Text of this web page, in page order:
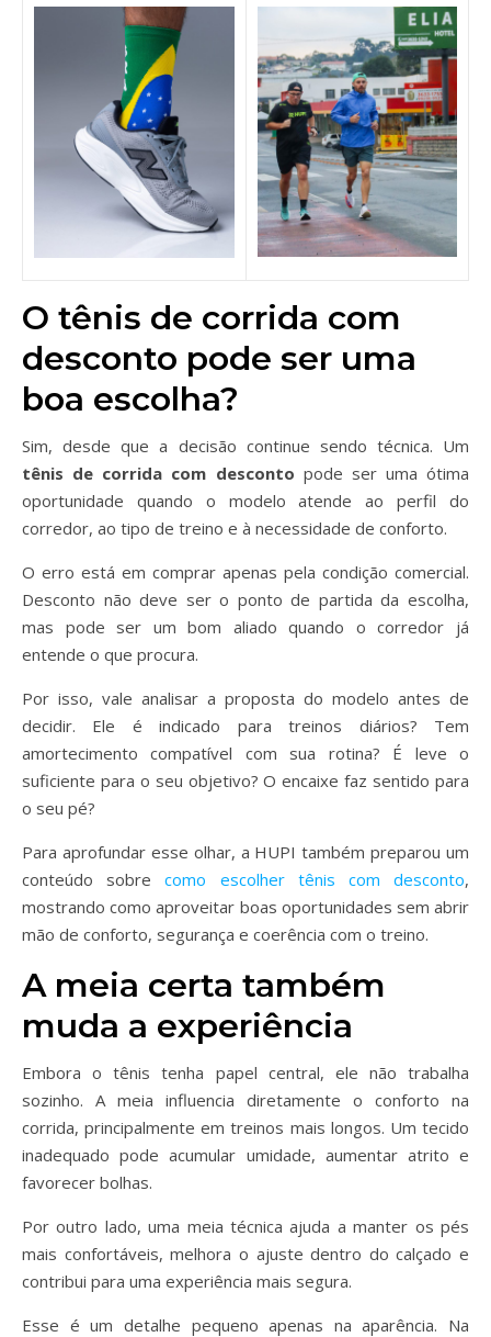
O tênis de corrida com
desconto pode ser uma
boa escolha?
Sim, desde que a decisão continue sendo técnica. Um
tênis de corrida com desconto pode ser uma ótima
oportunidade quando o modelo atende ao perfil do
corredor, ao tipo de treino e à necessidade de conforto.
O erro está em comprar apenas pela condição comercial.
Desconto não deve ser o ponto de partida da escolha,
mas pode ser um bom aliado quando o corredor já
entende o que procura.
Por isso, vale analisar a proposta do modelo antes de
decidir. Ele é indicado para treinos diários? Tem
amortecimento compatível com sua rotina? É leve o
suficiente para o seu objetivo? O encaixe faz sentido para
o seu pé?
Para aprofundar esse olhar, a HUPI também preparou um
conteúdo sobrecomo escolher tênis com desconto,
mostrando como aproveitar boas oportunidades sem abrir
mão de conforto, segurança e coerência com o treino.
A meia certa também
muda a experiência
Embora o tênis tenha papel central, ele não trabalha
sozinho. A meia influencia diretamente o conforto na
corrida, principalmente em treinos mais longos. Um tecido
inadequado pode acumular umidade, aumentar atrito e
favorecer bolhas.
Por outro lado, uma meia técnica ajuda a manter os pés
mais confortáveis, melhora o ajuste dentro do calçado e
contribui para uma experiência mais segura.
Esse é um detalhe pequeno apenas na aparência. Na